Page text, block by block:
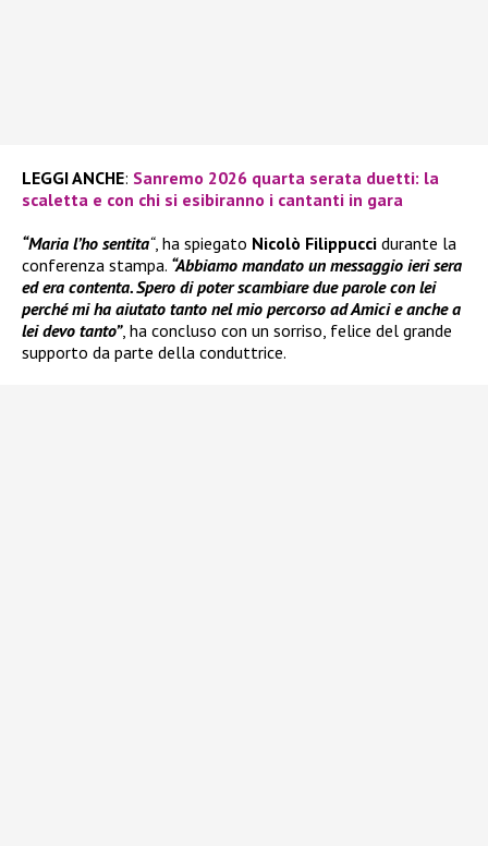
LEGGI ANCHE: Sanremo 2026 quarta serata duetti: la
scaletta e con chi si esibiranno i cantanti in gara
“Maria l’ho sentita“, ha spiegato Nicolò Filippucci durante la
conferenza stampa. “Abbiamo mandato un messaggio ieri sera
ed era contenta. Spero di poter scambiare due parole con lei
perché mi ha aiutato tanto nel mio percorso ad Amici e anche a
lei devo tanto”, ha concluso con un sorriso, felice del grande
supporto da parte della conduttrice.